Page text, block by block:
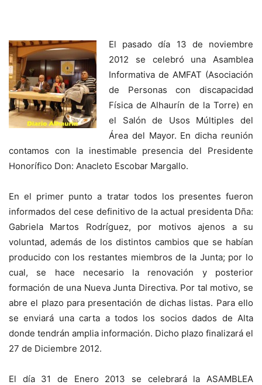
El pasado día 13 de noviembre
2012 se celebró una Asamblea
Informativa de AMFAT (Asociación
de Personas con discapacidad
Física de Alhaurín de la Torre) en
el Salón de Usos Múltiples del
Área del Mayor. En dicha reunión
contamos con la inestimable presencia del Presidente
Honorífico Don: Anacleto Escobar Margallo.
En el primer punto a tratar todos los presentes fueron
informados del cese definitivo de la actual presidenta Dña:
Gabriela Martos Rodríguez, por motivos ajenos a su
voluntad, además de los distintos cambios que se habían
producido con los restantes miembros de la Junta; por lo
cual, se hace necesario la renovación y posterior
formación de una Nueva Junta Directiva. Por tal motivo, se
abre el plazo para presentación de dichas listas. Para ello
se enviará una carta a todos los socios dados de Alta
donde tendrán amplia información. Dicho plazo finalizará el
27 de Diciembre 2012.
El día 31 de Enero 2013 se celebrará la ASAMBLEA